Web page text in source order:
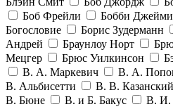
Боб Фрейли
Бобби
Богословие
Борис Зудерманн
Андрей
Браунлоу Норт
Мецгер
Брюс Уилкинсон
В. А. Маркевич
В. А.
В. Альбисетти
В. В. Казанский
В. Бюне
В. и Б. Бакус В. И.